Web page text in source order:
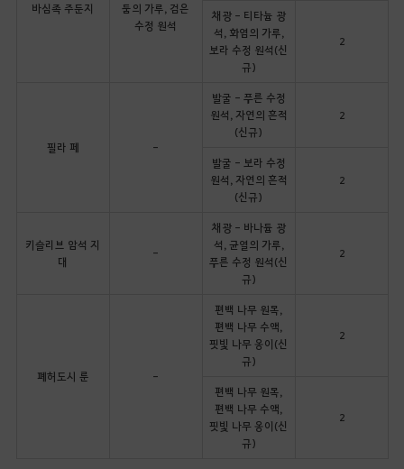
바심족 주둔지
둠의 가루, 검은
수정 원석
채광 - 티타늄 광
석, 화염의 가루,
보라 수정 원석(신
규)
2
필라 페 -
발굴 - 푸른 수정
원석, 자연의 흔적
(신규)
2
발굴 - 보라 수정
원석, 자연의 흔적
(신규)
2
키슬리브 암석 지
대
-
채광 - 바나듐 광
석, 균열의 가루,
푸른 수정 원석(신
규)
2
폐허도시 룬 -
편백 나무 원목,
편백 나무 수액,
핏빛 나무 옹이(신
규)
2
편백 나무 원목,
편백 나무 수액,
핏빛 나무 옹이(신
규)
2